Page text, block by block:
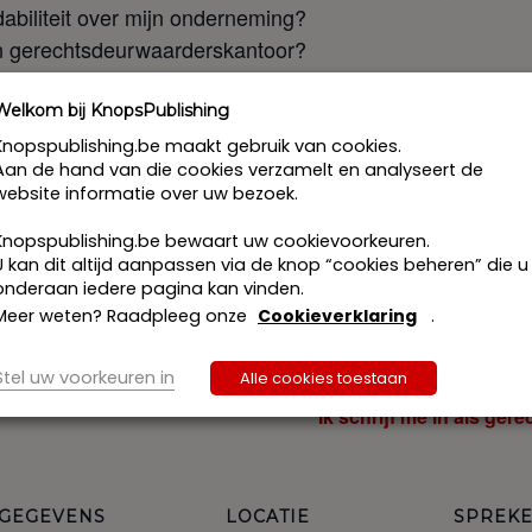
over mijn onderneming?
van de organieke regelgeving van de NKGB?
is het belang hiervan?
gebruikmaken van een opleidingspremie ter
Ik schrijf me in als kandidaat/stagiair: € 96,00
Ik schrijf me in als
GEGEVENS LOCATIE
bij KnopsPublishing
maakt gebruik van cookies.
de hand van die cookies verzamelt en analyseert de
informatie over uw bezoek.
bewaart uw cookievoorkeuren.
kan dit altijd aanpassen via de knop “cookies beheren” die u
iedere pagina kan vinden.
weten? Raadpleeg onze Cookieverklaring .
uw voorkeuren in Alle cookies toestaan